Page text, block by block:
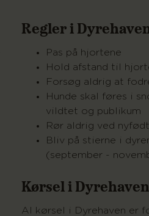
Regler i
Pas på hjortene
Hold afstand til
Forsøg aldrig at
Hunde skal føres i
vildtet og publikum
Rør aldrig ved
Bliv på stierne i
(september -
Kørsel i Dyrehaven
Al kørsel i Dyrehaven er